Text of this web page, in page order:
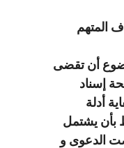
المتهم
أن تقضى
إسناد
أدلة
بأن يشتمل
الدعوى و